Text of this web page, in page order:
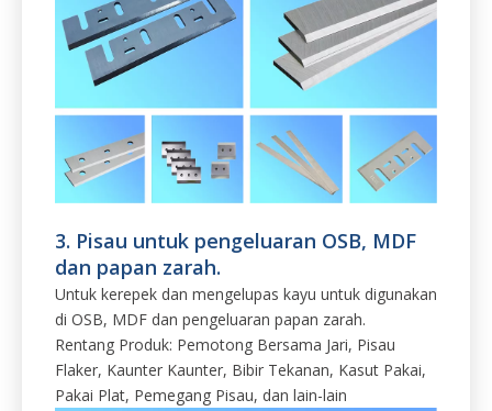
3. Pisau untuk pengeluaran OSB, MDF
dan papan zarah.
Untuk kerepek dan mengelupas kayu untuk digunakan
di OSB, MDF dan pengeluaran papan zarah.
Rentang Produk: Pemotong Bersama Jari, Pisau
Flaker, Kaunter Kaunter, Bibir Tekanan, Kasut Pakai,
Pakai Plat, Pemegang Pisau, dan lain-lain